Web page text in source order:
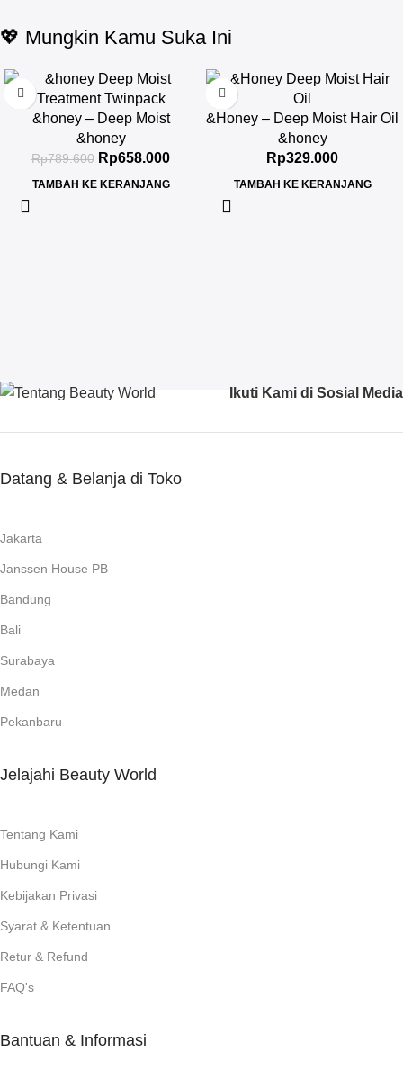
💖 Mungkin Kamu Suka Ini
&honey – Deep Moist
Treatment 445 g Twinpack
&honey
Rp789.600 Rp658.000
TAMBAH KE KERANJANG
&Honey – Deep Moist Hair Oil
3.0 100ml
&honey
Rp329.000
TAMBAH KE KERANJANG
Ikuti Kami di Sosial Media
Datang & Belanja di Toko
Jakarta
Janssen House PB
Bandung
Bali
Surabaya
Medan
Pekanbaru
Jelajahi Beauty World
Tentang Kami
Hubungi Kami
Kebijakan Privasi
Syarat & Ketentuan
Retur & Refund
FAQ's
Bantuan & Informasi